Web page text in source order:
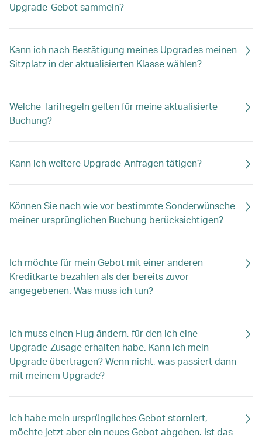
Upgrade-Gebot sammeln?
Kann ich nach Bestätigung meines Upgrades meinen
Sitzplatz in der aktualisierten Klasse wählen?
Welche Tarifregeln gelten für meine aktualisierte
Buchung?
Kann ich weitere Upgrade-Anfragen tätigen?
Können Sie nach wie vor bestimmte Sonderwünsche
meiner ursprünglichen Buchung berücksichtigen?
Ich möchte für mein Gebot mit einer anderen
Kreditkarte bezahlen als der bereits zuvor
angegebenen. Was muss ich tun?
Ich muss einen Flug ändern, für den ich eine
Upgrade-Zusage erhalten habe. Kann ich mein
Upgrade übertragen? Wenn nicht, was passiert dann
mit meinem Upgrade?
Ich habe mein ursprüngliches Gebot storniert,
möchte jetzt aber ein neues Gebot abgeben. Ist das